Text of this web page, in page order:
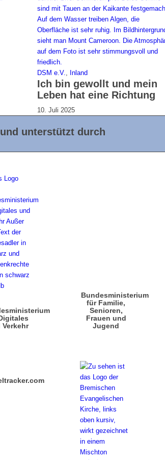
DSM e.V., Inland
Ich bin gewollt und mein
Leben hat eine Richtung
10. Juli 2025
unterstützt durch
Verkehr
Bundesministerium
für Familie,
Senioren,
Frauen und
Jugend